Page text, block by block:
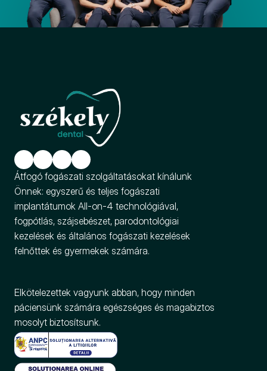
Átfogó fogászati szolgáltatásokat kínálunk
Önnek: egyszerű és teljes fogászati
implantátumok All-on-4 technológiával,
fogpótlás, szájsebészet, parodontológiai
kezelések és általános fogászati kezelések
felnőttek és gyermekek számára.
Elkötelezettek vagyunk abban, hogy minden
páciensünk számára egészséges és magabiztos
mosolyt biztosítsunk.